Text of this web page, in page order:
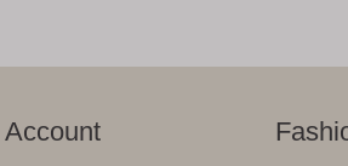
Account